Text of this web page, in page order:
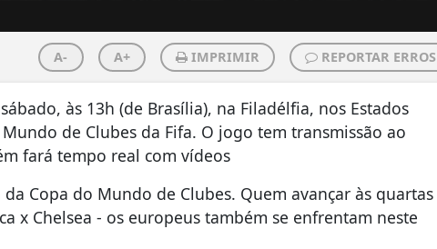
A- A+ IMPRIMIR REPORTAR ERROS
às 13h (de Brasília), na Filadélfia, nos Estados
de Clubes da Fifa. O jogo tem transmissão ao
fará tempo real com vídeos
Copa do Mundo de Clubes. Quem avançar às quartas
x Chelsea - os europeus também se enfrentam neste